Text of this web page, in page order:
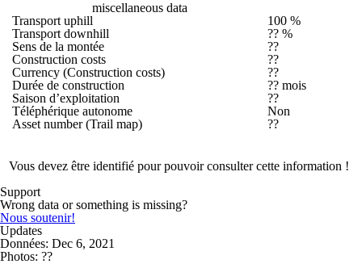
miscellaneous data
Transport uphill
100 %
Transport downhill
?? %
Sens de la montée
??
Construction costs
??
Currency (Construction costs)
??
Durée de construction
?? mois
Saison d’exploitation
??
Téléphérique autonome
Non
Asset number (Trail map)
??
Vous devez être identifié pour pouvoir consulter cette information !
Support
Wrong data or something is missing?
Nous soutenir!
Updates
Données: Dec 6, 2021
Photos: ??